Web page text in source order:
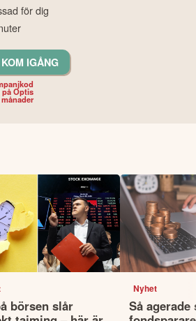
för dig
KOM IGÅNG
på Optis
börsen slår
Nyhet
Så agerade